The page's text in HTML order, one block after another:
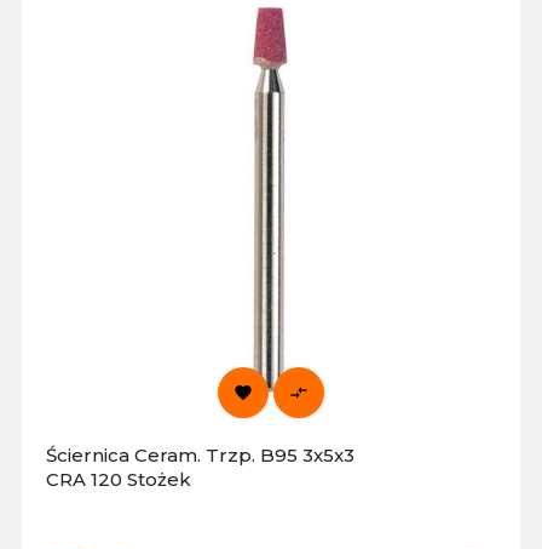
 
Ściernica Ceram. Trzp. B95 3x5x3
CRA 120 Stożek